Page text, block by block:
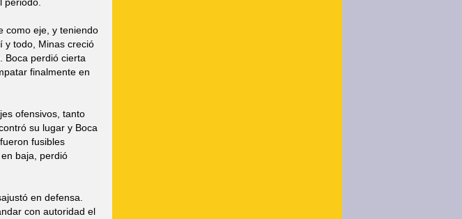
como eje, y teniendo
y todo, Minas creció
Boca perdió cierta
finalmente en
ofensivos, tanto
su lugar y Boca
fusibles
baja, perdió
en defensa.
con autoridad el